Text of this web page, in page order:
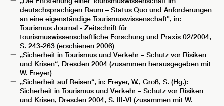
deutschsprachigen Raum – Status Quo und Anforderungen
an eine eigenständige Tourismuswissenschaft", in:
Tourismus Journal - Zeitschrift für
tourismuswissenschaftliche Forschung und Praxis 02/2004,
S. 243-263 (erschienen 2006)
„Sicherheit in Tourismus und Verkehr – Schutz vor Risiken
und Krisen“, Dresden 2004 (zusammen herausgegeben mit
W. Freyer)
„Sicherheit auf Reisen“, in: Freyer, W., Groß, S. (Hg.):
Sicherheit in Tourismus und Verkehr – Schutz vor Risiken
und Krisen, Dresden 2004, S. III-VI (zusammen mit W.